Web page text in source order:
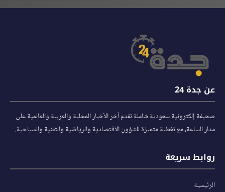
عن جدة 24
صحيفة إلكترونية سعودية شاملة تقدم آخر الأخبار المحلية والعربية والعالمية على
مدار الساعة، مع تغطية متميزة للشؤون الاقتصادية والرياضية والتقنية والسياحية.
روابط سريعة
الرئيسية